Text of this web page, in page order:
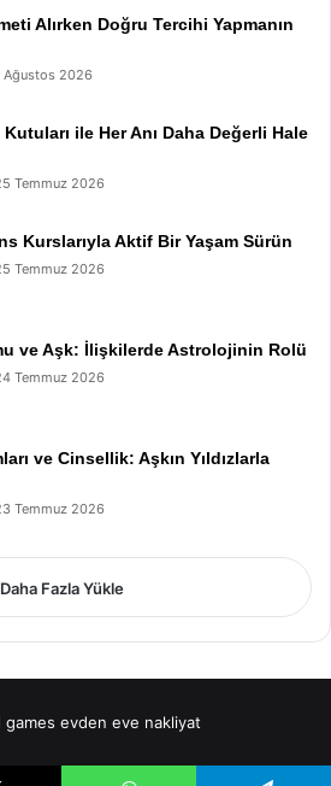
Alırken Doğru Tercihi Yapmanın
Ağustos 2026
Kutuları ile Her Anı Daha Değerli Hale
Temmuz 2026
Kurslarıyla Aktif Bir Yaşam Sürün
Temmuz 2026
ve Aşk: İlişkilerde Astrolojinin Rolü
Temmuz 2026
ve Cinsellik: Aşkın Yıldızlarla
Temmuz 2026
Daha Fazla Yükle
games evden eve nakliyat